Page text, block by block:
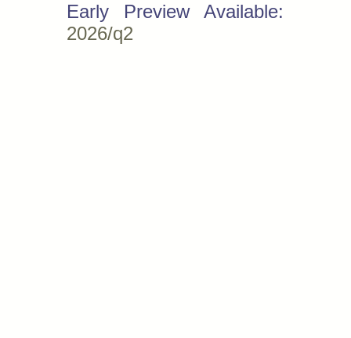
Early Preview Available:
2026/q2